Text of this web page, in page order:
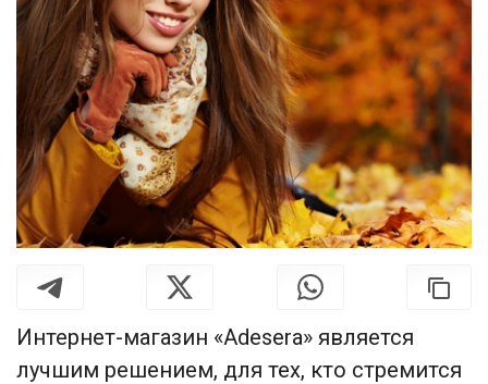
Интернет-магазин «Adesera» является
лучшим решением, для тех, кто стремится